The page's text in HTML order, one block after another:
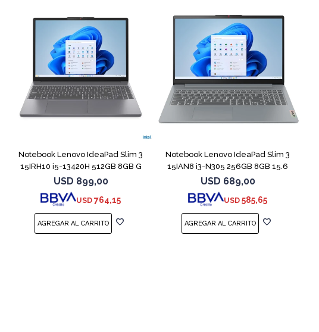
Notebook Lenovo IdeaPad Slim 3
15IRH10 i5-13420H 512GB 8GB G
USD 899,00
USD 764,15
Notebook Lenovo IdeaPad Slim 3
15IAN8 i3-N305 256GB 8GB 15.6
USD 689,00
USD 585,65